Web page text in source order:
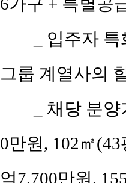
_ 입주자
그룹 계열사의
_ 채당 분
0만원, 102㎡
억7,700만원,